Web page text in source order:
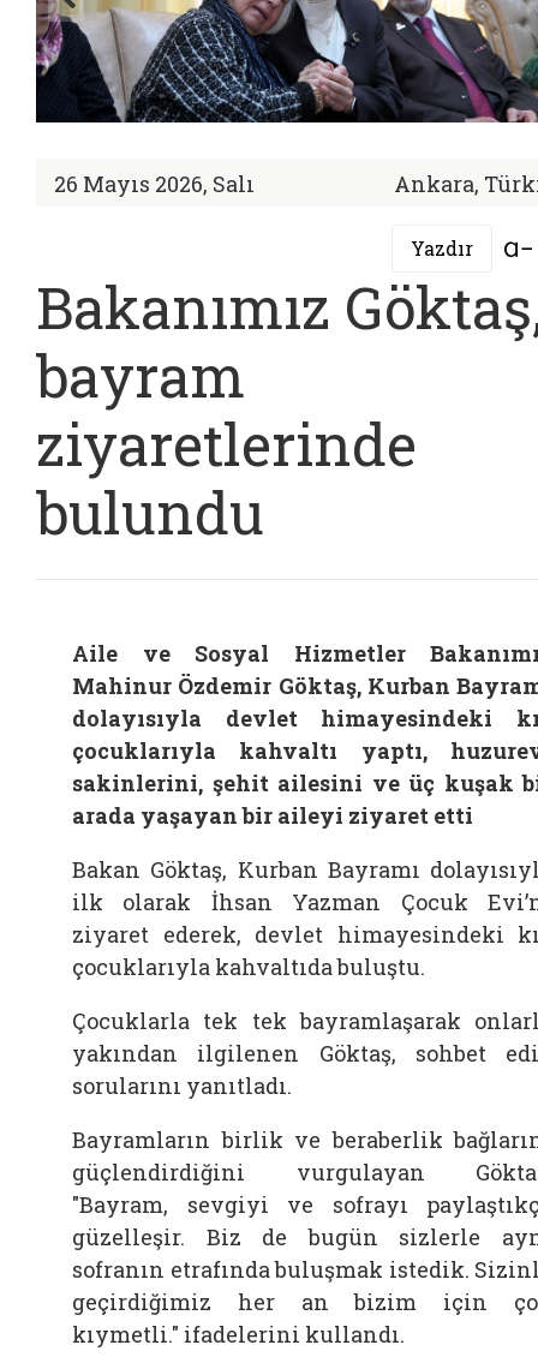
26 Mayıs 2026, Salı Ankara,
Yazdır
Bakanımız
bayram
ziyaretlerinde
bulundu
Aile ve Sosyal Hizmetler
Mahinur Özdemir Göktaş, Kurban
dolayısıyla devlet himayesindeki
çocuklarıyla kahvaltı yaptı,
sakinlerini, şehit ailesini ve üç kuşak
arada yaşayan bir aileyi ziyaret etti
Bakan Göktaş, Kurban Bayramı
ilk olarak İhsan Yazman Çocuk
ziyaret ederek, devlet himayesindeki
çocuklarıyla kahvaltıda buluştu.
Çocuklarla tek tek bayramlaşarak
yakından ilgilenen Göktaş, sohbet
sorularını yanıtladı.
Bayramların birlik ve beraberlik
güçlendirdiğini vurgulayan
"Bayram, sevgiyi ve sofrayı
güzelleşir. Biz de bugün sizlerle
sofranın etrafında buluşmak istedik.
geçirdiğimiz her an bizim için
kıymetli." ifadelerini kullandı.